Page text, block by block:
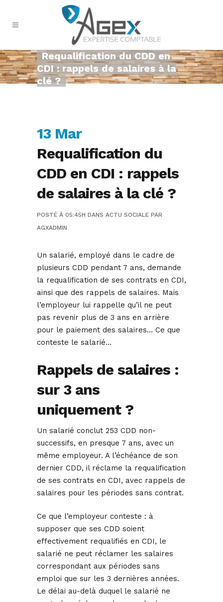
Requalification du CDD en
CDI : rappels de salaires à la
clé ?
13 Mar
Requalification du
CDD en CDI : rappels
de salaires à la clé ?
POSTÉ À 05:45H DANS ACTU SOCIALE PAR
AGXADMIN
Un salarié, employé dans le cadre de
plusieurs CDD pendant 7 ans, demande
la requalification de ses contrats en CDI,
ainsi que des rappels de salaires. Mais
l’employeur lui rappelle qu’il ne peut
pas revenir plus de 3 ans en arrière
pour le paiement des salaires… Ce que
conteste le salarié…
Rappels de salaires :
sur 3 ans
uniquement ?
Un salarié conclut 253 CDD non-
successifs, en presque 7 ans, avec un
même employeur. A l’échéance de son
dernier CDD, il réclame la requalification
de ses contrats en CDI, avec rappels de
salaires pour les périodes sans contrat.
Ce que l’employeur conteste : à
supposer que ses CDD soient
effectivement requalifiés en CDI, le
salarié ne peut réclamer les salaires
correspondant aux périodes sans
emploi que sur les 3 dernières années.
Le délai au-delà duquel le salarié ne